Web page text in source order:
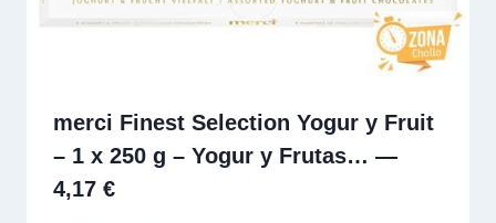
merci Finest Selection Yogur y Fruit
– 1 x 250 g – Yogur y Frutas… —
4,17 €